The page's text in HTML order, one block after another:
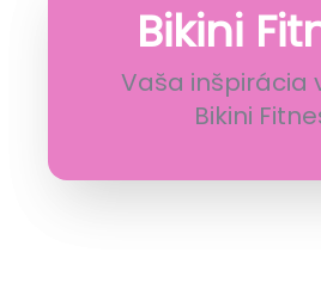
Bikini
Vaša inšpirácia
Bikini